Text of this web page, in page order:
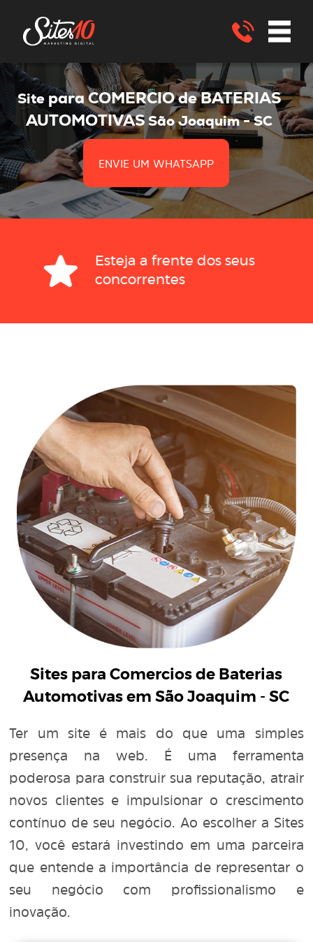
Site para COMERCIO de BATERIAS
AUTOMOTIVAS São Joaquim - SC
ENVIE UM WHATSAPP
Esteja a frente dos seus
concorrentes
Sites para Comercios de Baterias
Automotivas em São Joaquim - SC
Ter um site é mais do que uma simples
presença na web. É uma ferramenta
poderosa para construir sua reputação, atrair
novos clientes e impulsionar o crescimento
contínuo de seu negócio. Ao escolher a Sites
10, você estará investindo em uma parceira
que entende a importância de representar o
seu negócio com profissionalismo e
inovação.